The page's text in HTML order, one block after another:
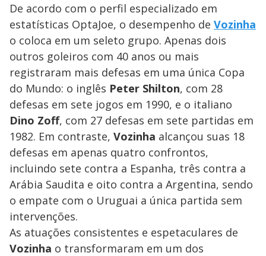
De acordo com o perfil especializado em
estatísticas OptaJoe, o desempenho de Vozinha
o coloca em um seleto grupo. Apenas dois
outros goleiros com 40 anos ou mais
registraram mais defesas em uma única Copa
do Mundo: o inglês Peter Shilton, com 28
defesas em sete jogos em 1990, e o italiano
Dino Zoff, com 27 defesas em sete partidas em
1982. Em contraste, Vozinha alcançou suas 18
defesas em apenas quatro confrontos,
incluindo sete contra a Espanha, três contra a
Arábia Saudita e oito contra a Argentina, sendo
o empate com o Uruguai a única partida sem
intervenções.
As atuações consistentes e espetaculares de
Vozinha o transformaram em um dos